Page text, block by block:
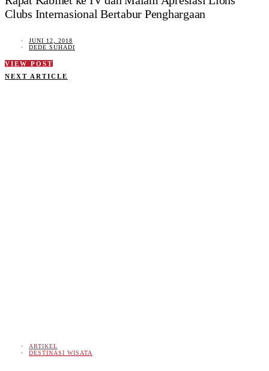
Clubs Internasional Bertabur Penghargaan
JUNI 12, 2018
DEDE SUHADI
VIEW POST
NEXT ARTICLE
ARTIKEL
DESTINASI WISATA